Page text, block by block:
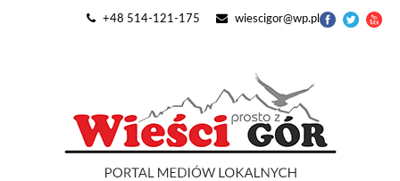
+48 514-121-175 wiescigor@wp.pl